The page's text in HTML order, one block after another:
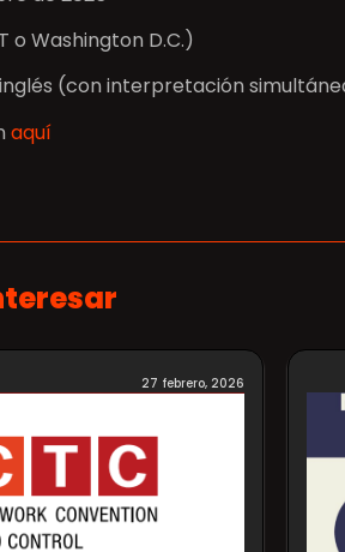
o Washington D.C.)
(con interpretación
aquí
27 febrero, 2026